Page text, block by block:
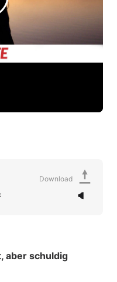
Download
aber schuldig